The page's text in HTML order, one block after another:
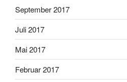
September 2017
Juli 2017
Mai 2017
Februar 2017